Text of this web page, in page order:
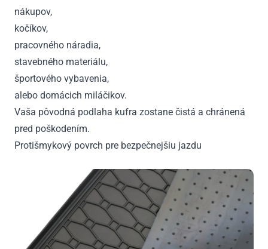
nákupov,
kočíkov,
pracovného náradia,
stavebného materiálu,
športového vybavenia,
alebo domácich miláčikov.
Vaša pôvodná podlaha kufra zostane čistá a chránená
pred poškodením.
Protišmykový povrch pre bezpečnejšiu jazdu